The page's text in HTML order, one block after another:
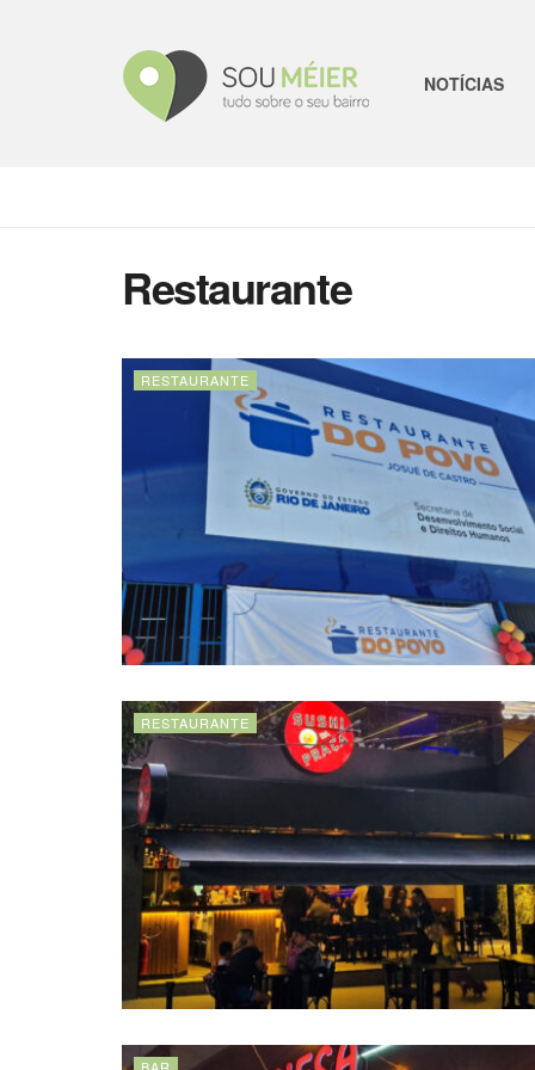
NOTÍCIAS
Restaurante
RESTAURANTE
RESTAURANTE
BAR